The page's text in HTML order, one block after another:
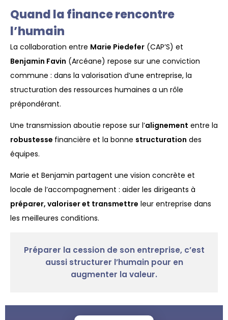
Quand la finance rencontre
l’humain
La collaboration entre Marie Piedefer (CAP’S) et
Benjamin Favin (Arcéane) repose sur une conviction
commune : dans la valorisation d’une entreprise, la
structuration des ressources humaines a un rôle
prépondérant.
Une transmission aboutie repose sur l’alignement entre la
robustesse financière et la bonne structuration des
équipes.
Marie et Benjamin partagent une vision concrète et
locale de l’accompagnement : aider les dirigeants à
préparer, valoriser et transmettre leur entreprise dans
les meilleures conditions.
Préparer la cession de son entreprise, c’est
aussi structurer l’humain pour en
augmenter la valeur.